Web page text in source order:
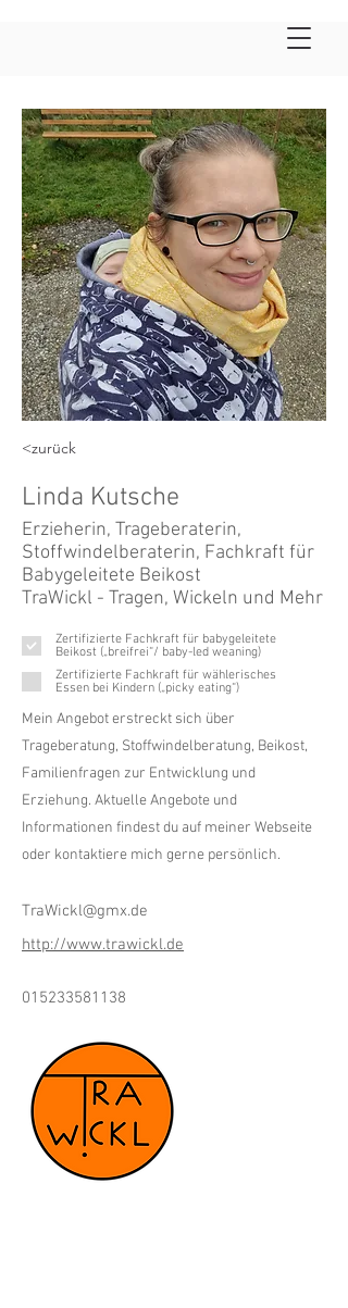
<zurück
Linda Kutsche
Erzieherin, Trageberaterin,
Stoffwindelberaterin, Fachkraft für
Babygeleitete Beikost
TraWickl - Tragen, Wickeln und Mehr
Zertifizierte Fachkraft für babygeleitete
Beikost („breifrei“/ baby-led weaning)
Zertifizierte Fachkraft für wählerisches
Essen bei Kindern („picky eating“)
Mein Angebot erstreckt sich über
Trageberatung, Stoffwindelberatung, Beikost,
Familienfragen zur Entwicklung und
Erziehung. Aktuelle Angebote und
Informationen findest du auf meiner Webseite
oder kontaktiere mich gerne persönlich.
TraWickl@gmx.de
http://www.trawickl.de
015233581138